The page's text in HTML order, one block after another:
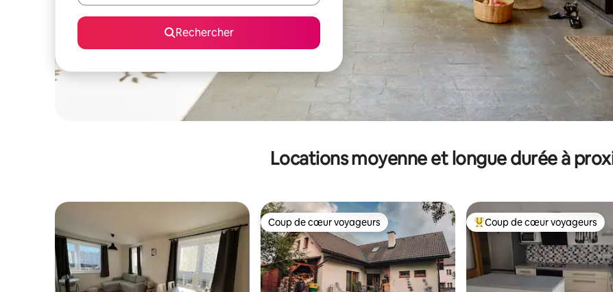
Rechercher
Locations moyenne et longue durée à
Coup de cœur voyageurs
Coup de cœur voyageurs Coups de cœur voyageurs les
Coup de cœur voyageurs